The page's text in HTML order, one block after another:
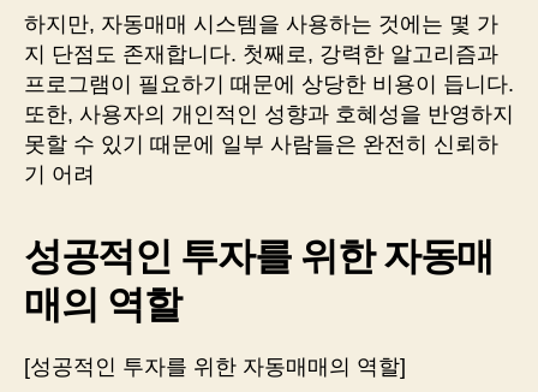
하지만, 자동매매 시스템을 사용하는 것에는 몇 가
지 단점도 존재합니다. 첫째로, 강력한 알고리즘과
프로그램이 필요하기 때문에 상당한 비용이 듭니다.
또한, 사용자의 개인적인 성향과 호혜성을 반영하지
못할 수 있기 때문에 일부 사람들은 완전히 신뢰하
기 어려
성공적인 투자를 위한 자동매
매의 역할
[성공적인 투자를 위한 자동매매의 역할]